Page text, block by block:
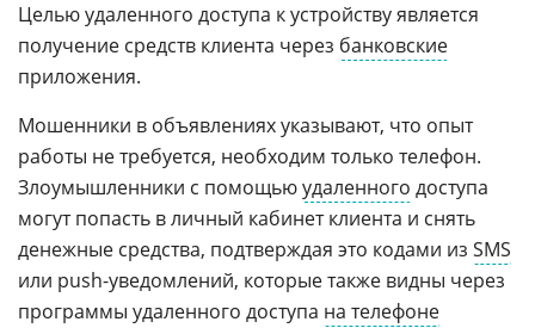
Целью удаленного доступа к устройству является
получение средств клиента через банковские
приложения.
Мошенники в объявлениях указывают, что опыт
работы не требуется, необходим только телефон.
Злоумышленники с помощьюудаленного доступа
могут попасть в личный кабинет клиента и снять
денежные средства, подтверждая это кодами из SMS
или push-уведомлений, которые также видны через
программы удаленного доступа на телефоне